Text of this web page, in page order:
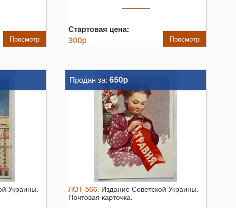
Просмотр
Стартовая цена:
300р Просмотр
Украины.
Продан за: 650р
ЛОТ 566: Издание Советской Украины.
Почтовая карточка.